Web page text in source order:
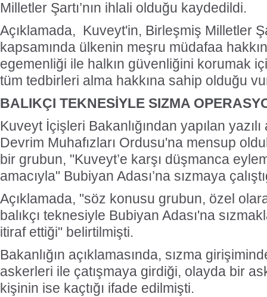
Milletler Şartı’nın ihlali olduğu kaydedildi.
Açıklamada, Kuveyt'in, Birleşmiş Milletler
kapsamında ülkenin meşru müdafaa
egemenliği ile halkın güvenliğini korumak
tüm tedbirleri alma hakkına sahip olduğu
BALIKÇI TEKNESİYLE SIZMA
Kuveyt İçişleri Bakanlığından yapılan
Devrim Muhafızları Ordusu'na mensup
bir grubun, "Kuveyt’e karşı düşmanca
amacıyla" Bubiyan Adası’na sızmaya
Açıklamada, "söz konusu grubun, özel
balıkçı teknesiyle Bubiyan Adası'na
itiraf ettiği" belirtilmişti.
Bakanlığın açıklamasında, sızma
askerleri ile çatışmaya girdiği, olayda bir
kişinin ise kaçtığı ifade edilmişti.